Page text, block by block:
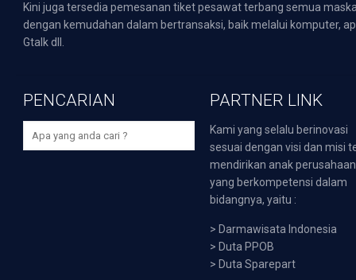
Kini juga tersedia pemesanan tiket pesawat terbang semua
dengan kemudahan dalam bertransaksi, baik melalui komputer,
Gtalk dll.
PENCARIAN PARTNER LINK
Kami yang selalu berinovasi
sesuai dengan visi dan misi
mendirikan anak perusahaan
yang berkompetensi dalam
bidangnya, yaitu :
> Darmawisata Indonesia
> Duta PPOB
> Duta Sparepart